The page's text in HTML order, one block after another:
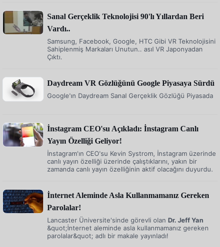
Sanal Gerçeklik Teknolojisi 90'lı Yıllardan Beri
Vardı..
Samsung, Facebook, Google, HTC Gibi VR Teknolojisini
Sahiplenmiş Markaları Unutun.. asıl VR Japonyadan
Çıktı.
Daydream VR Gözlüğünü Google Piyasaya Sürdü
Google'ın Daydream Sanal Gerçeklik Gözlüğü Piyasada
İnstagram CEO'su Açıkladı: İnstagram Canlı
Yayın Özelliği Geliyor!
İnstagram'ın CEO'su Kevin Systrom, İnstagram üzerinde
canlı yayın özelliği üzerinde çalıştıklarını, yakın bir
zamanda canlı yayın özelliğinin aktif olacağını duyurdu.
İnternet Aleminde Asla Kullanmamanız Gereken
Parolalar!
Lancaster Üniversite'sinde görevli olan Dr. Jeff Yan
&quot;İnternet aleminde asla kullanmamanız gereken
parolalar&quot; adlı bir makale yayınladı!